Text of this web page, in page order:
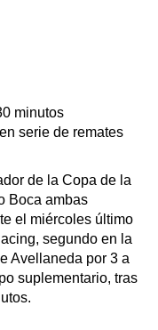
minutos
serie de remates
de la Copa de la
Boca ambas
el miércoles último
segundo en la
Avellaneda por 3 a
suplementario, tras